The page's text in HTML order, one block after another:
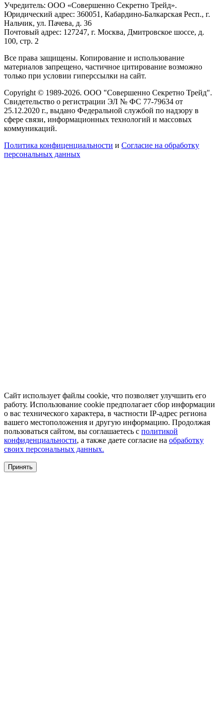
Учредитель: ООО «Совершенно Секретно Трейд».
Юридический адрес: 360051, Кабардино-Балкарская Респ., г.
Нальчик, ул. Пачева, д. 36
Почтовый адрес: 127247, г. Москва, Дмитровское шоссе, д.
100, стр. 2
Все права защищены. Копирование и использование
материалов запрещено, частичное цитирование возможно
только при условии гиперссылки на сайт.
Copyright © 1989-2026. ООО "Совершенно Секретно Трейд".
Свидетельство о регистрации ЭЛ № ФС 77-79634 от
25.12.2020 г., выдано Федеральной службой по надзору в
сфере связи, информационных технологий и массовых
коммуникаций.
Политика конфиценциальности и Согласие на обработку
персональных данных
Сайт использует файлы cookie, что позволяет улучшить его
работу. Использование cookie предполагает сбор информации
о вас технического характера, в частности IP-адрес региона
вашего местоположения и другую информацию. Продолжая
пользоваться сайтом, вы соглашаетесь с политикой
конфиденциальности, а также даете согласие на обработку
своих персональных данных.
Принять